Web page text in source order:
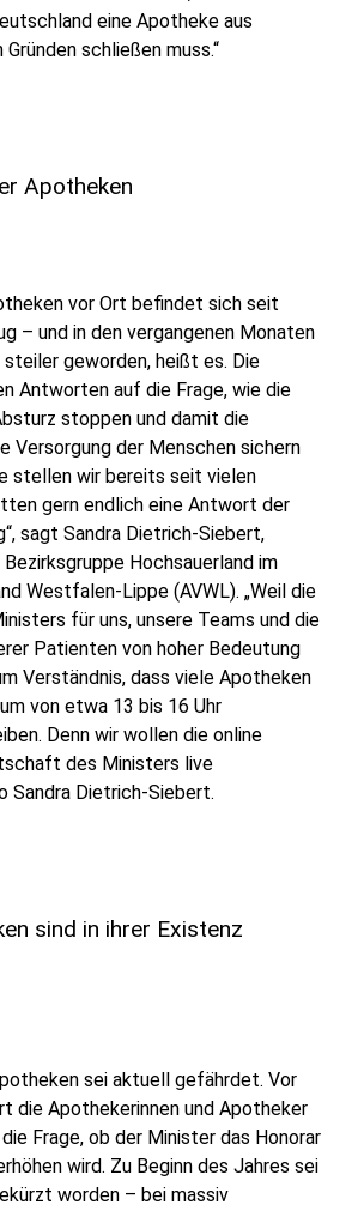
eine Apotheke aus
schließen muss.“
Apotheken
vor Ort befindet sich seit
– und in den vergangenen Monaten
geworden, heißt es. Die
Antworten auf die Frage, wie die
stoppen und damit die
Versorgung der Menschen sichern
stellen wir bereits seit vielen
gern endlich eine Antwort der
sagt Sandra Dietrich-Siebert,
Hochsauerland im
Westfalen-Lippe (AVWL). „Weil die
für uns, unsere Teams und die
Patienten von hoher Bedeutung
Verständnis, dass viele Apotheken
von etwa 13 bis 16 Uhr
Denn wir wollen die online
des Ministers live
Sandra Dietrich-Siebert.
sind in ihrer Existenz
sei aktuell gefährdet. Vor
die Apothekerinnen und Apotheker
Frage, ob der Minister das Honorar
wird. Zu Beginn des Jahres sei
worden – bei massiv